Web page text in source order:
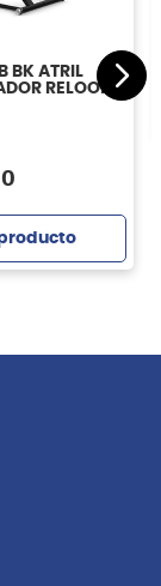
BK ATRIL
RELOOP